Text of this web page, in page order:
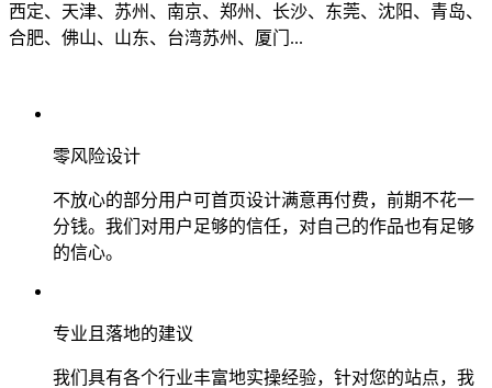
西定、天津、苏州、南京、郑州、长沙、东莞、沈阳、青岛、
合肥、佛山、山东、台湾苏州、厦门...
零风险设计
不放心的部分用户可首页设计满意再付费，前期不花一
分钱。我们对用户足够的信任，对自己的作品也有足够
的信心。
专业且落地的建议
我们具有各个行业丰富地实操经验，针对您的站点，我